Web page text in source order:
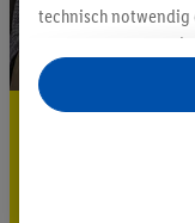
5.95 €
technisch notwendig
auch durch Partner
Verantwortliche; im
insgesamt
Statistik-Erstellung